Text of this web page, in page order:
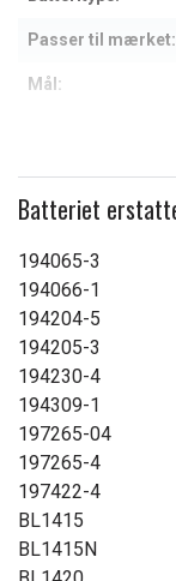
Passer til mærket:
Mål:
Batteriet
194065-3
194066-1
194204-5
194205-3
194230-4
194309-1
197265-04
197265-4
197422-4
BL1415
BL1415N